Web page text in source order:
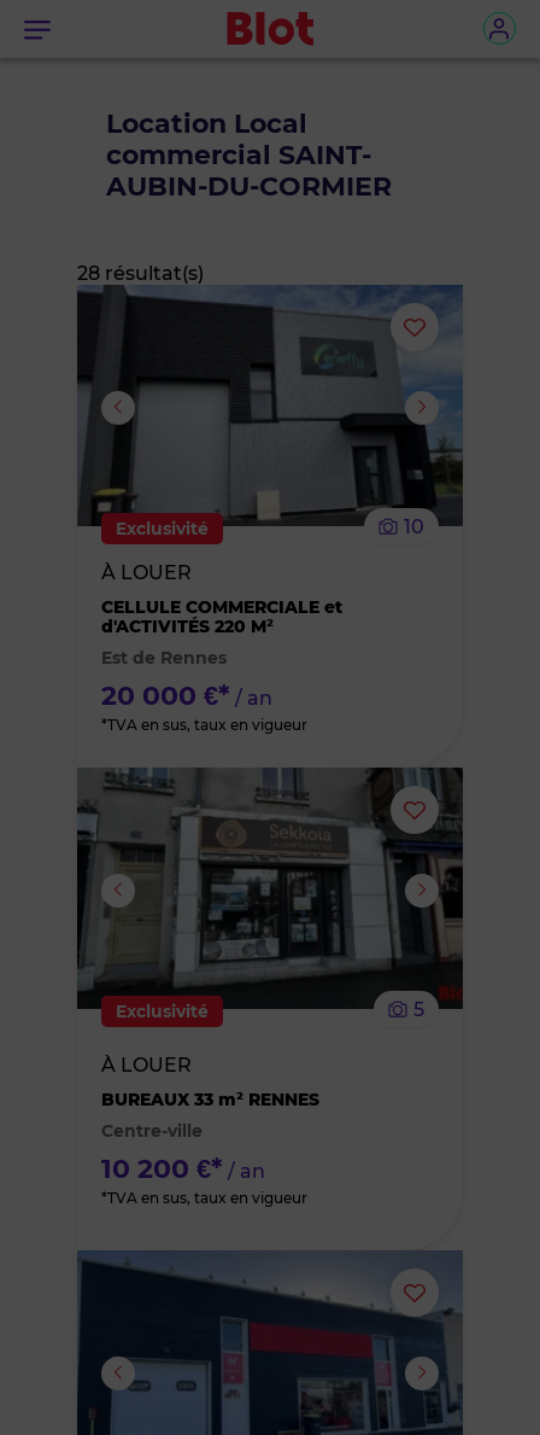
Menu
Location Local
commercial SAINT-
AUBIN-DU-CORMIER
28 résultat(s)
Ajouter
ou
supprimer
le
Exclusivité
10
À LOUER
CELLULE COMMERCIALE et
d'ACTIVITÉS 220 M²
Est de Rennes
20 000 €* / an
*TVA en sus, taux en vigueur
Ajouter
ou
supprimer
Exclusivité 5
À LOUER
BUREAUX 33 m² RENNES
Centre-ville
10 200 €* / an
*TVA en sus, taux en vigueur
Ajouter
ou
supprimer